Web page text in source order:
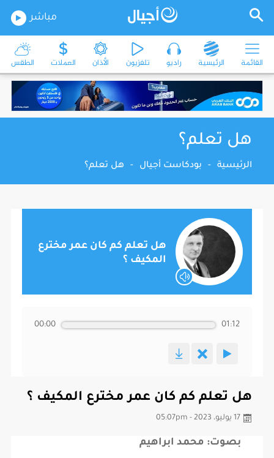
مباشر
القائمة الرئيسية راديو تلفزيون الأذان العملات الطقس
هل تعلم؟
الرئيسية - بودكاست أجيال - هل تعلم؟
هل تعلم كم كان عمر مخترع
المكيف ؟
00:00 01:12
هل تعلم كم كان عمر مخترع المكيف ؟
17 يوليو، 2023 - 05:07pm
بصوت: محمد ابراهيم